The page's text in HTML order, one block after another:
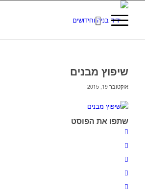
שיפוץ מבנים
אוקטובר 19, 2015
שתפו את הפוסט